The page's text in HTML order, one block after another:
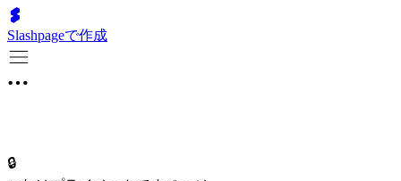
Slashpageで作成
🔒